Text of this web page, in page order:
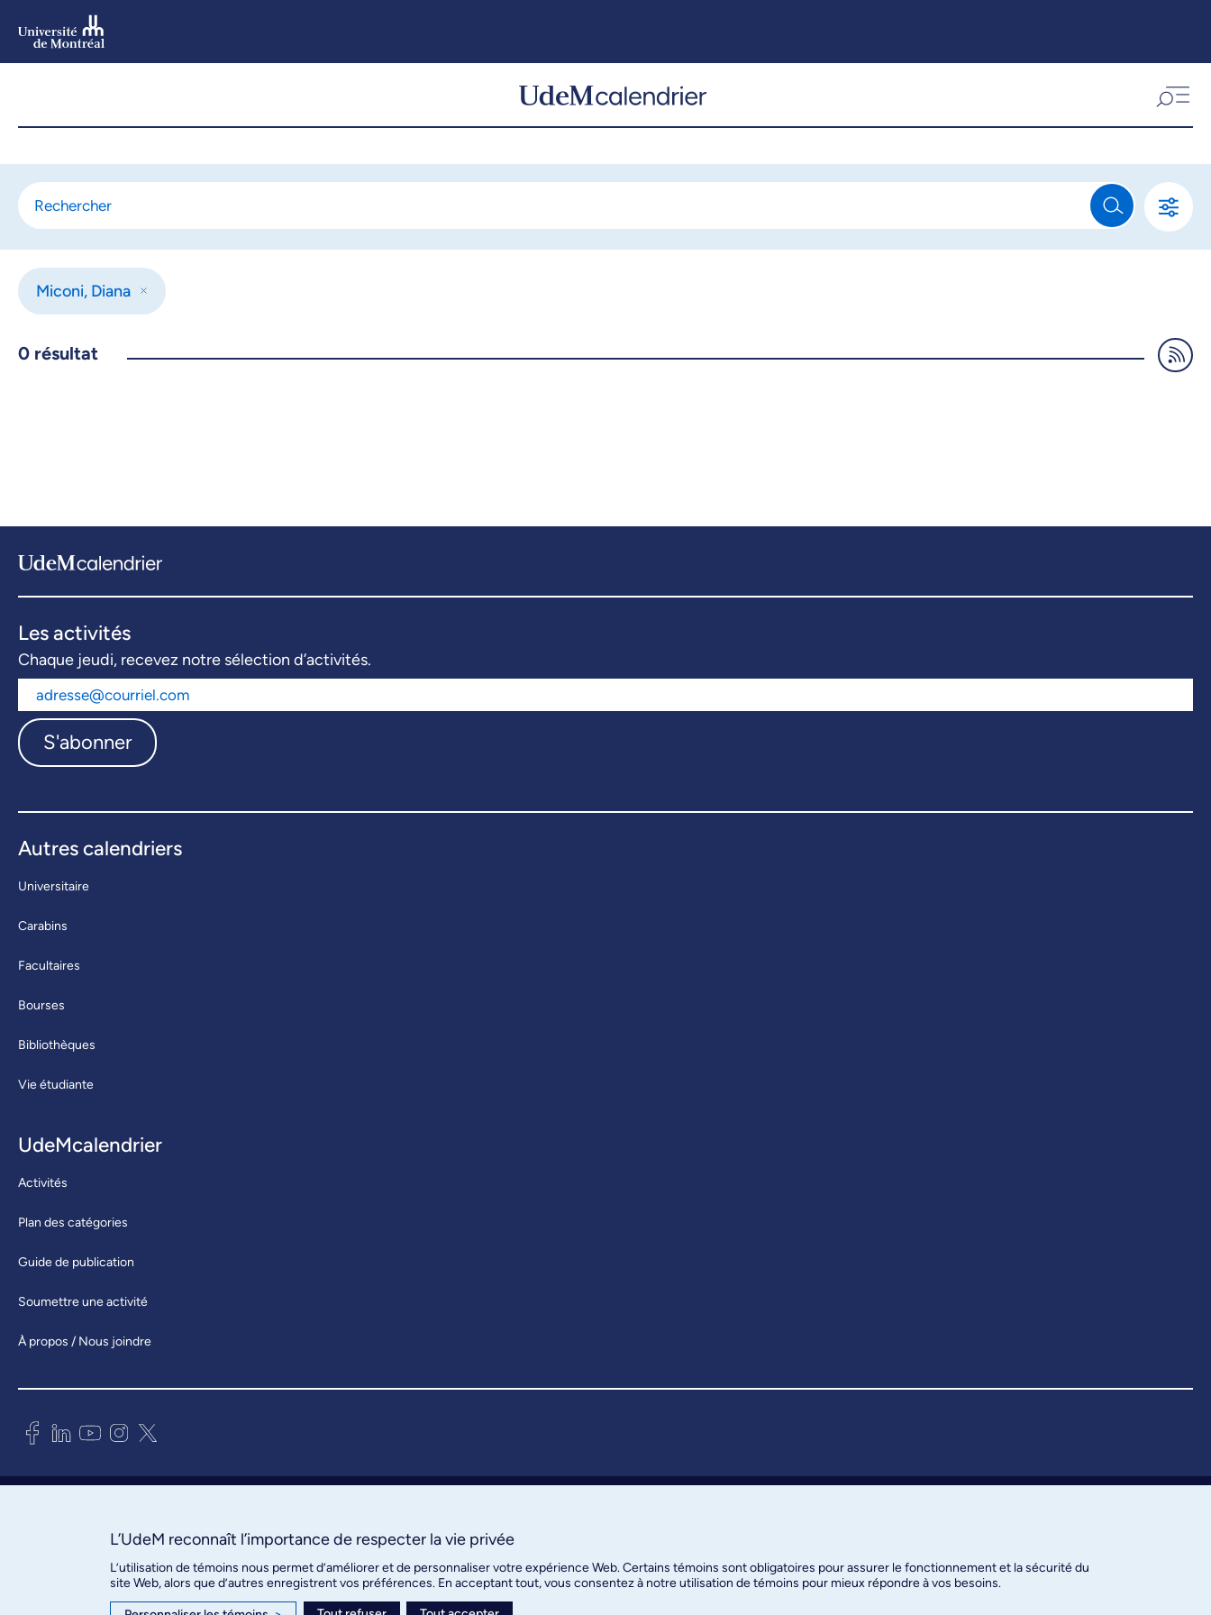
Miconi, Diana
0 résultat
Les activités
Chaque jeudi, recevez notre sélection d’activités.
S'abonner
Autres calendriers
Universitaire
Carabins
Facultaires
Bourses
Bibliothèques
Vie étudiante
UdeMcalendrier
Activités
Plan des catégories
Guide de publication
Soumettre une activité
À propos / Nous joindre
Bureau des communications et
3744, rue Jean-Brillant, bureau 490
L’UdeM reconnaît l’importance de respecter la vie privée
L’utilisation de témoins nous permet d’améliorer et de personnaliser votre expérience Web. Certains témoins sont obligatoires pour assurer le fonctionnement et la sécurité du
site Web, alors que d’autres enregistrent vos préférences. En acceptant tout, vous consentez à notre utilisation de témoins pour mieux répondre à vos besoins.